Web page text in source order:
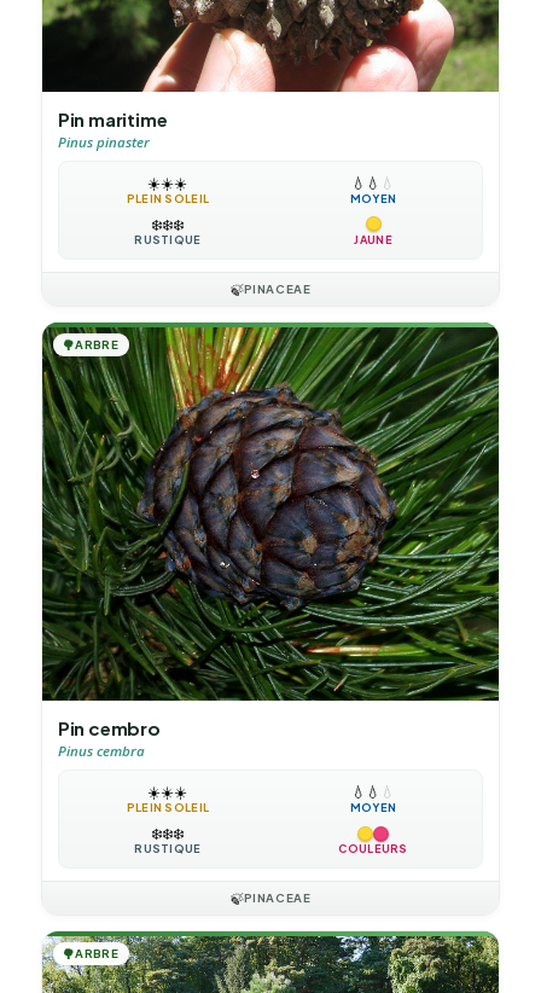
Pin maritime
Pinus pinaster
☀️☀️☀️
PLEIN SOLEIL
💧 💧 💧
MOYEN
❄️❄️❄️
RUSTIQUE JAUNE
🍃PINACEAE
🌳ARBRE
Pin cembro
Pinus cembra
☀️☀️☀️
PLEIN SOLEIL
💧 💧 💧
MOYEN
❄️❄️❄️
RUSTIQUE COULEURS
🍃PINACEAE
🌳ARBRE